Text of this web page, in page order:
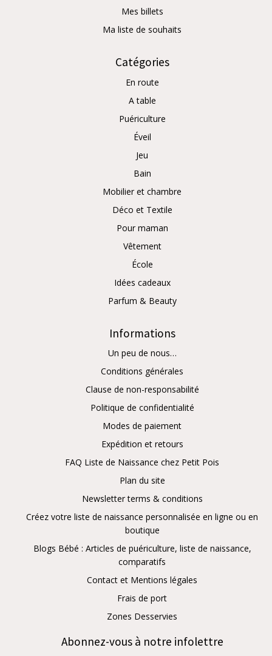
Mes billets
Ma liste de souhaits
Catégories
En route
A table
Puériculture
Éveil
Jeu
Bain
Mobilier et chambre
Déco et Textile
Pour maman
Vêtement
École
Idées cadeaux
Parfum & Beauty
Informations
Un peu de nous…
Conditions générales
Clause de non-responsabilité
Politique de confidentialité
Modes de paiement
Expédition et retours
FAQ Liste de Naissance chez Petit Pois
Plan du site
Newsletter terms & conditions
Créez votre liste de naissance personnalisée en ligne ou en
boutique
Blogs Bébé : Articles de puériculture, liste de naissance,
comparatifs
Contact et Mentions légales
Frais de port
Zones Desservies
Abonnez-vous à notre infolettre